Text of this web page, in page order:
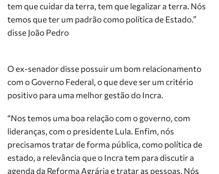
tem que cuidar da terra, tem que legalizar a terra. Nós
temos que ter um padrão como política de Estado.”
disse João Pedro
O ex-senador disse possuir um bom relacionamento
com o Governo Federal, o que deve ser um critério
positivo para uma melhor gestão do Incra.
“Nos temos uma boa relação com o governo, com
lideranças, com o presidente Lula. Enfim, nós
precisamos tratar de forma pública, como política de
estado, a relevância que o Incra tem para discutir a
agenda da Reforma Agrária e tratar as pessoas. Nós